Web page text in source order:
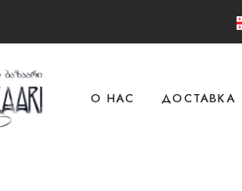
О НАС ДОСТАВКА